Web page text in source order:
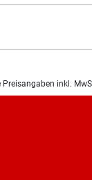
Preisangaben inkl.